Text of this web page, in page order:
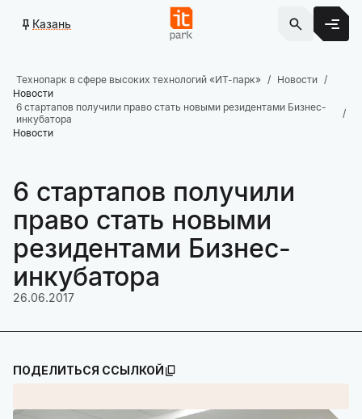
Казань
Технопарк в сфере высоких технологий «ИТ-парк»
Новости
Новости
6 стартапов получили право стать новыми резидентами Бизнес-
инкубатора
Новости
6 стартапов получили
право стать новыми
резидентами Бизнес-
инкубатора
26.06.2017
ПОДЕЛИТЬСЯ ССЫЛКОЙ